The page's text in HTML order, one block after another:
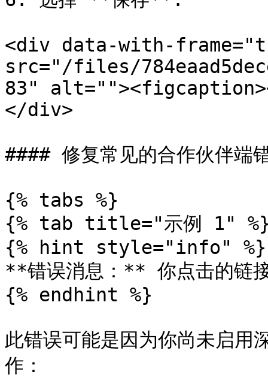
<div data-with-
src="/files/
83"
</div>
#### 修复常见的合作伙伴端
{% tabs %}
{% tab title="示例 1"
{% hint style="info" %}
**错误消息：** 你点击的链
{% endhint %}
此错误可能是因为你尚未启用
作：